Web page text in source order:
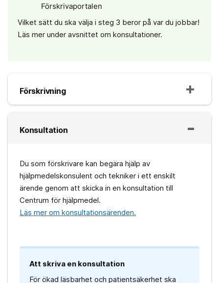
Förskrivaportalen
Vilket sätt du ska välja i steg 3 beror på var du jobbar!
Läs mer under avsnittet om konsultationer.
Förskrivning
Konsultation
Du som förskrivare kan begära hjälp av
hjälpmedelskonsulent och tekniker i ett enskilt
ärende genom att skicka in en konsultation till
Centrum för hjälpmedel.
Läs mer om konsultationsärenden.
Att skriva en konsultation
För ökad läsbarhet och patientsäkerhet ska